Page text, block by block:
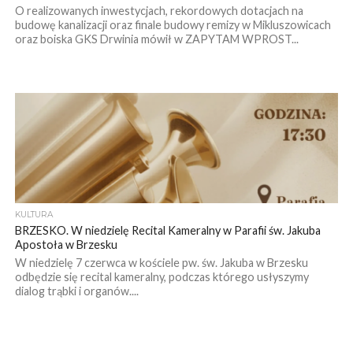
O realizowanych inwestycjach, rekordowych dotacjach na
budowę kanalizacji oraz finale budowy remizy w Mikluszowicach
oraz boiska GKS Drwinia mówił w ZAPYTAM WPROST...
KULTURA
BRZESKO. W niedzielę Recital Kameralny w Parafii św. Jakuba
Apostoła w Brzesku
W niedzielę 7 czerwca w kościele pw. św. Jakuba w Brzesku
odbędzie się recital kameralny, podczas którego usłyszymy
dialog trąbki i organów....